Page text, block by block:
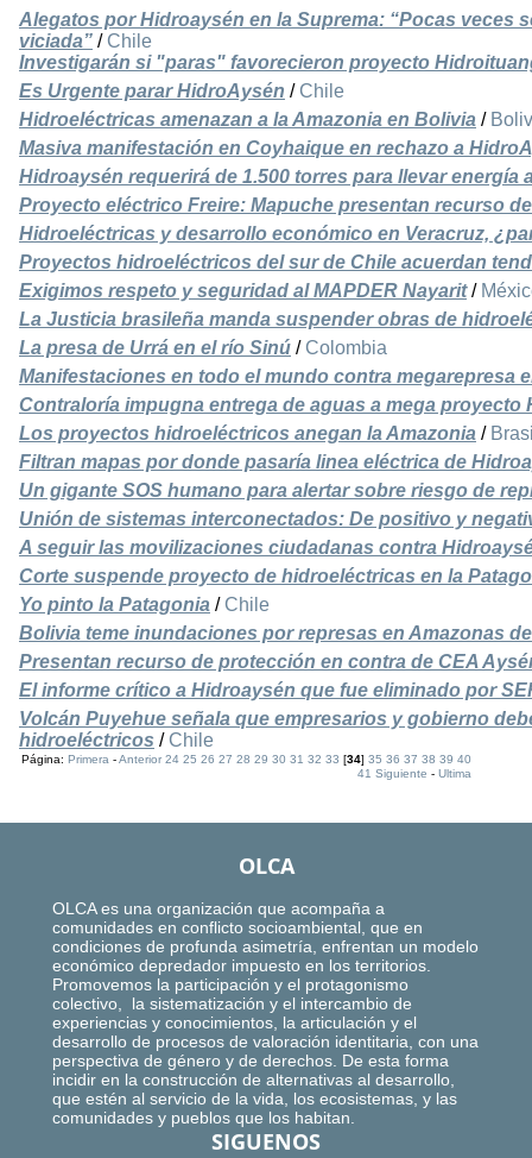
Alegatos por Hidroaysén en la Suprema: “Pocas veces
viciada” / Chile
Investigarán si "paras" favorecieron proyecto
Es Urgente parar HidroAysén / Chile
Hidroeléctricas amenazan a la Amazonia en Bolivia /
Masiva manifestación en Coyhaique en rechazo a
Hidroaysén requerirá de 1.500 torres para llevar energía
Proyecto eléctrico Freire: Mapuche presentan recurso
Hidroeléctricas y desarrollo económico en Veracruz,
Proyectos hidroeléctricos del sur de Chile acuerdan
Exigimos respeto y seguridad al MAPDER Nayarit/
La Justicia brasileña manda suspender obras de
La presa de Urrá en el río Sinú / Colombia
Manifestaciones en todo el mundo contra megarepresa
Contraloría impugna entrega de aguas a mega proyecto
Los proyectos hidroeléctricos anegan la Amazonia /
Filtran mapas por donde pasaría linea eléctrica de
Un gigante SOS humano para alertar sobre riesgo de
Unión de sistemas interconectados: De positivo y
A seguir las movilizaciones ciudadanas contra
Corte suspende proyecto de hidroeléctricas en la
Yo pinto la Patagonia / Chile
Bolivia teme inundaciones por represas en Amazonas
Presentan recurso de protección en contra de CEA
El informe crítico a Hidroaysén que fue eliminado por
Volcán Puyehue señala que empresarios y gobierno
hidroeléctricos / Chile
Página:Primera -Anterior 24 25 26 27 28 29 30 31 32 33 [34]35 36 37 38 39 40
41 Siguiente -Ultima
OLCA
OLCA es una organización que acompaña a
comunidades en conflicto socioambiental, que en
condiciones de profunda asimetría, enfrentan un modelo
económico depredador impuesto en los territorios.
Promovemos la participación y el protagonismo
colectivo, la sistematización y el intercambio de
experiencias y conocimientos, la articulación y el
desarrollo de procesos de valoración identitaria, con una
perspectiva de género y de derechos. De esta forma
incidir en la construcción de alternativas al desarrollo,
que estén al servicio de la vida, los ecosistemas, y las
comunidades y pueblos que los habitan.
SIGUENOS